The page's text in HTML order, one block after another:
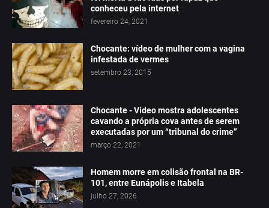
conheceu pela internet
fevereiro 24, 2021
Chocante: vídeo de mulher com a vagina
infestada de vermes
setembro 23, 2015
Chocante - Vídeo mostra adolescentes
cavando a própria cova antes de serem
executadas por um “tribunal do crime”
março 22, 2021
Homem morre em colisão frontal na BR-
101, entre Eunápolis e Itabela
julho 27, 2026